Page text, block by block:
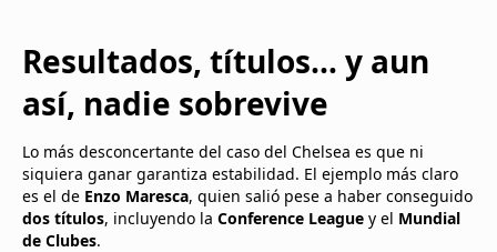
Resultados, títulos… y aun
así, nadie sobrevive
Lo más desconcertante del caso del Chelsea es que ni
siquiera ganar garantiza estabilidad. El ejemplo más claro
es el de Enzo Maresca, quien salió pese a haber conseguido
dos títulos, incluyendo la Conference League y el Mundial
de Clubes.